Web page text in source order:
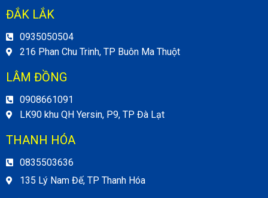
ĐẮK LẮK
0935050504
216 Phan Chu Trinh, TP Buôn Ma Thuột
LÂM ĐỒNG
0908661091
LK90 khu QH Yersin, P9, TP Đà Lạt
THANH HÓA
0835503636
135 Lý Nam Đế, TP Thanh Hóa